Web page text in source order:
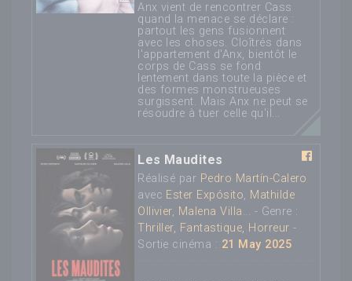
Anx vient de rencontrer Cass
quand la menace se déclare :
partout les gens fusionnent
avec les choses. Cloîtrés dans
l'appartement d'Anx, bientôt le
corps de Cass se fond
lentement dans toute la pièce et
des formes monstrueuses
surgissent. Mais Anx ne peut se
résoudre à tuer celle qu'il...
Les Maudites
Réalisé par Pedro Martín-Calero
avec Ester Expósito, Mathilde
Ollivier, Malena Villa... - Genre :
Thriller, Fantastique, Horreur -
Sortie cinéma : 21 May 2025